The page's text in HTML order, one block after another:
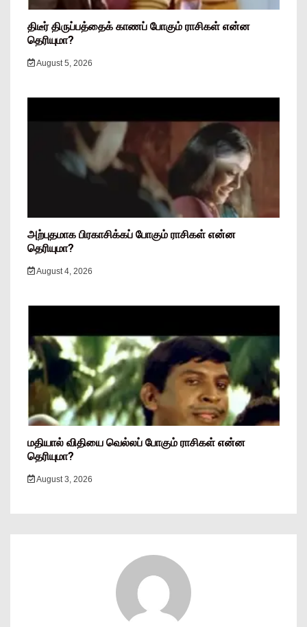
திடீர் திருப்பத்தைக் காணப் போகும் ராசிகள் என்ன
தெரியுமா?
August 5, 2026
அற்புதமாக பிரகாசிக்கப் போகும் ராசிகள் என்ன
தெரியுமா?
August 4, 2026
மதியால் விதியை வெல்லப் போகும் ராசிகள் என்ன
தெரியுமா?
August 3, 2026